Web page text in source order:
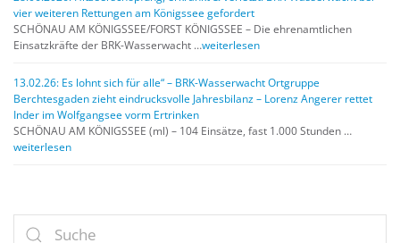
vier weiteren Rettungen am Königssee gefordert
SCHÖNAU AM KÖNIGSSEE/FORST KÖNIGSSEE – Die ehrenamtlichen
Einsatzkräfte der BRK-Wasserwacht …weiterlesen
13.02.26: Es lohnt sich für alle“ – BRK-Wasserwacht Ortgruppe
Berchtesgaden zieht eindrucksvolle Jahresbilanz – Lorenz Angerer rettet
Inder im Wolfgangsee vorm Ertrinken
SCHÖNAU AM KÖNIGSSEE (ml) – 104 Einsätze, fast 1.000 Stunden …
weiterlesen